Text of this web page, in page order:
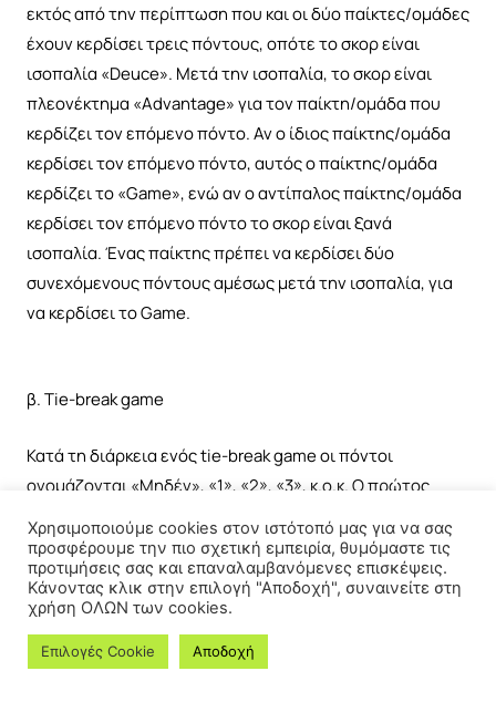
εκτός από την περίπτωση που και οι δύο παίκτες/ομάδες
έχουν κερδίσει τρεις πόντους, οπότε το σκορ είναι
ισοπαλία «Deuce». Μετά την ισοπαλία, το σκορ είναι
πλεονέκτημα «Advantage» για τον παίκτη/ομάδα που
κερδίζει τον επόμενο πόντο. Αν ο ίδιος παίκτης/ομάδα
κερδίσει τον επόμενο πόντο, αυτός ο παίκτης/ομάδα
κερδίζει το «Game», ενώ αν ο αντίπαλος παίκτης/ομάδα
κερδίσει τον επόμενο πόντο το σκορ είναι ξανά
ισοπαλία. Ένας παίκτης πρέπει να κερδίσει δύο
συνεχόμενους πόντους αμέσως μετά την ισοπαλία, για
να κερδίσει το Game.
β. Tie-break game
Κατά τη διάρκεια ενός tie-break game οι πόντοι
ονομάζονται «Μηδέν», «1», «2», «3», κ.ο.κ. Ο πρώτος
παίκτης/ομάδα που θα κερδίσει επτά(7)πόντους
κερδίζει το «Game» και το «Set», υπό την προϋπόθεση
ότι υπάρχει διαφορά δύο πόντων από τον αντίπαλό του.
Αν είναι αναγκαίο, το tie-break game συνεχίζεται μέχρι
να επιτευχθεί αυτή η διαφορά. Ο παίκτης του οποίου
είναι η σειρά να σερβίρει, θα σερβίρει τον πρώτο πόντο
Χρησιμοποιούμε cookies στον ιστότοπό μας για να σας
προσφέρουμε την πιο σχετική εμπειρία, θυμόμαστε τις
προτιμήσεις σας και επαναλαμβανόμενες επισκέψεις.
Κάνοντας κλικ στην επιλογή "Αποδοχή", συναινείτε στη
χρήση ΟΛΩΝ των cookies.
Επιλογές Cookie Αποδοχή